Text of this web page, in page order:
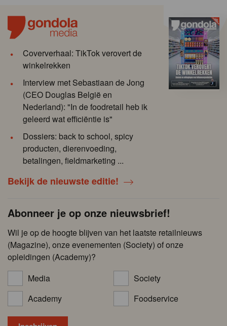
Coververhaal: TikTok verovert de
winkelrekken
Interview met Sebastiaan de Jong
(CEO Douglas België en
Nederland): "In de foodretail heb ik
geleerd wat efficiëntie is"
Dossiers: back to school, spicy
producten, dierenvoeding,
betalingen, fieldmarketing ...
Bekijk de nieuwste editie!
Abonneer je op onze nieuwsbrief!
Wil je op de hoogte blijven van het laatste retailnieuws
(Magazine), onze evenementen (Society) of onze
opleidingen (Academy)?
Media
Society
Academy
Foodservice